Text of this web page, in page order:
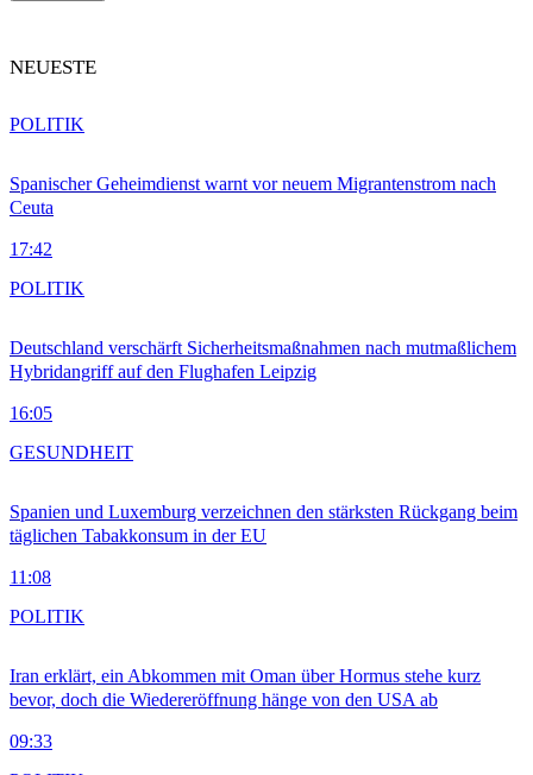
NEUESTE
Spanischer Geheimdienst warnt vor neuem Migrantenstrom nach
Ceuta
17:42
POLITIK
Deutschland verschärft Sicherheitsmaßnahmen nach mutmaßlichem
Hybridangriff auf den Flughafen Leipzig
16:05
POLITIK
Spanien und Luxemburg verzeichnen den stärksten Rückgang beim
täglichen Tabakkonsum in der EU
11:08
GESUNDHEIT
Iran erklärt, ein Abkommen mit Oman über Hormus stehe kurz
bevor, doch die Wiedereröffnung hänge von den USA ab
09:33
POLITIK